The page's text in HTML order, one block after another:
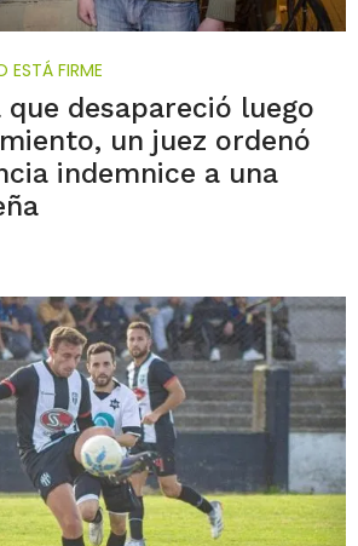
ESTÁ FIRME
que desapareció luego
un juez ordenó
indemnice a una